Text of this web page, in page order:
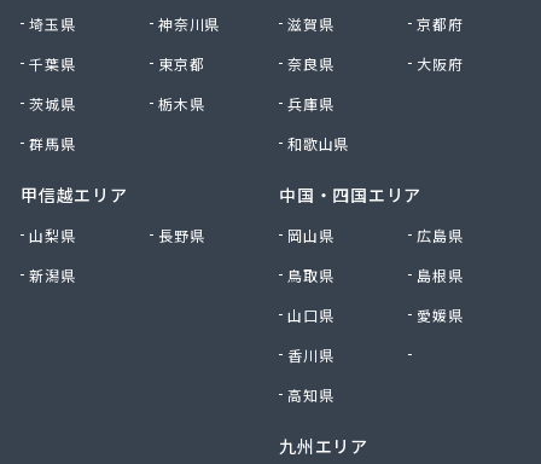
久新商店
久保商店
宮内商店
橋商店
玉造ガス協同組合
錦織商事(株)
埼玉県
神奈川県
千葉県
東京都
茨城県
栃木県
群馬県
甲信越エリア
山梨県
長野県
新潟県
滋賀県
京都府
奈良県
大阪府
兵庫県
和歌山県
中国・四国エリア
岡山県
広島県
鳥取県
島根県
山口県
愛媛県
香川県
高知県
九州エリア